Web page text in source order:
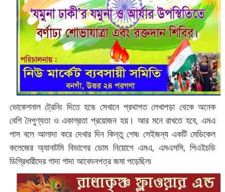
ভোকেশনাল ট্রেনিং দিতে হবে৷ সেখানে প্রথাগত লেখাপড়া থেকে অনেক
বেশি নৈপুণ্যতা ও একাগ্রতা প্রয়োজন হয়। আর মনে রাখতে হবে, এমএ
পাস বলে আলাদা করে দেখার দিন কিন্তু শেষ৷ সেইজন্য একটি মেডিকেল
কলেজের অ্যানাটমি বিভাগের ডোম নিয়োগে এমএ, এমএসসি, পিএইচডি
ডিগ্রিধারীদের গাদা গাদা আবেদনপত্র জমা পড়েছিল৷